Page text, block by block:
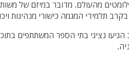
מהעולם. מדובר במיזם של
תלמידי המגמה כישורי מנהיגות
הגיעו נציגי בתי הספר המשתתפים